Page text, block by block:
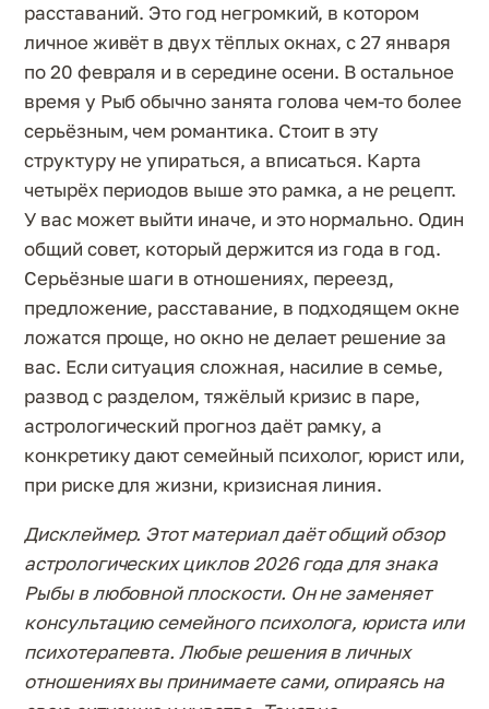
расставаний. Это год негромкий, в котором
личное живёт в двух тёплых окнах, с 27 января
по 20 февраля и в середине осени. В остальное
время у Рыб обычно занята голова чем-то более
серьёзным, чем романтика. Стоит в эту
структуру не упираться, а вписаться. Карта
четырёх периодов выше это рамка, а не рецепт.
У вас может выйти иначе, и это нормально. Один
общий совет, который держится из года в год.
Серьёзные шаги в отношениях, переезд,
предложение, расставание, в подходящем окне
ложатся проще, но окно не делает решение за
вас. Если ситуация сложная, насилие в семье,
развод с разделом, тяжёлый кризис в паре,
астрологический прогноз даёт рамку, а
конкретику дают семейный психолог, юрист или,
при риске для жизни, кризисная линия.
Дисклеймер. Этот материал даёт общий обзор
астрологических циклов 2026 года для знака
Рыбы в любовной плоскости. Он не заменяет
консультацию семейного психолога, юриста или
психотерапевта. Любые решения в личных
отношениях вы принимаете сами, опираясь на